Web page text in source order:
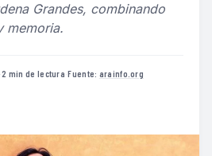
Grandes, combinando
memoria.
·2 min de lectura·Fuente: arainfo.org